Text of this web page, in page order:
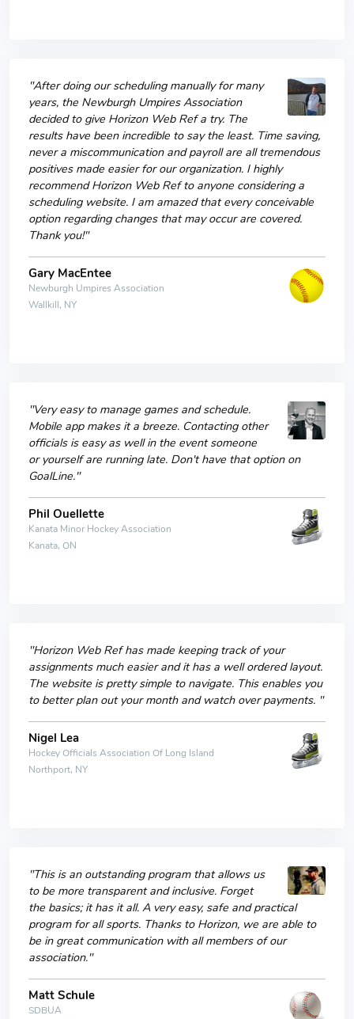
"After doing our scheduling manually for many
years, the Newburgh Umpires Association
decided to give Horizon Web Ref a try. The
results have been incredible to say the least. Time saving,
never a miscommunication and payroll are all tremendous
positives made easier for our organization. I highly
recommend Horizon Web Ref to anyone considering a
scheduling website. I am amazed that every conceivable
option regarding changes that may occur are covered.
Thank you!"
Gary MacEntee
Newburgh Umpires Association
Wallkill, NY
"Very easy to manage games and schedule.
Mobile app makes it a breeze. Contacting other
officials is easy as well in the event someone
or yourself are running late. Don't have that option on
GoalLine."
Phil Ouellette
Kanata Minor Hockey Association
Kanata, ON
"Horizon Web Ref has made keeping track of your
assignments much easier and it has a well ordered layout.
The website is pretty simple to navigate. This enables you
to better plan out your month and watch over payments. "
Nigel Lea
Hockey Officials Association Of Long Island
Northport, NY
"This is an outstanding program that allows us
to be more transparent and inclusive. Forget
the basics; it has it all. A very easy, safe and practical
program for all sports. Thanks to Horizon, we are able to
be in great communication with all members of our
association."
Matt Schule
SDBUA